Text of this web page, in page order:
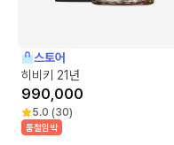
스토어
히비키 21년
990,000
5.0 (30)
품절임박